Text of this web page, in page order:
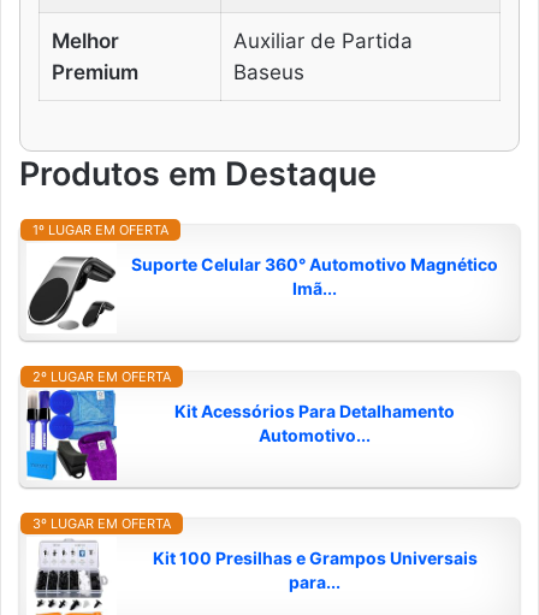
Melhor
Premium
Auxiliar de Partida
Baseus
Produtos em Destaque
1º LUGAR EM OFERTA
Suporte Celular 360° Automotivo Magnético
Imã...
2º LUGAR EM OFERTA
Kit Acessórios Para Detalhamento
Automotivo...
3º LUGAR EM OFERTA
Kit 100 Presilhas e Grampos Universais
para...